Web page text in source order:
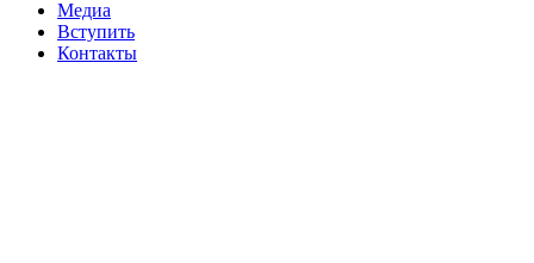
Медиа
Вступить
Контакты